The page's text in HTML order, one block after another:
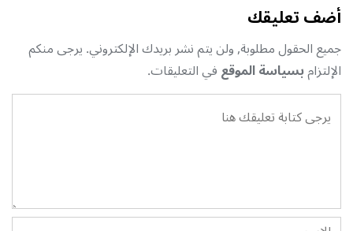
أضف تعليقك
جميع الحقول مطلوبة, ولن يتم نشر بريدك الإلكتروني. يرجى منكم
الإلتزامبسياسة الموقعفي التعليقات.